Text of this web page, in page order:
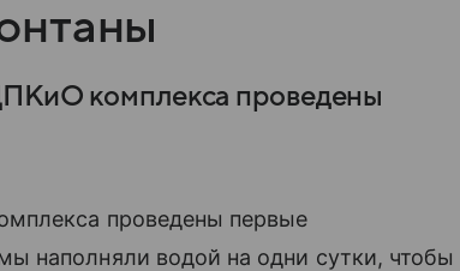
комплекса проведены
проведены первые
наполняли водой на одни сутки, чтобы